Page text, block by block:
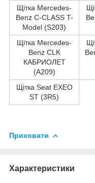
Щітка Mercedes-
Benz C-CLASS T-
Model (S203)
Щітка Mercedes-
Benz CLK
КАБРИОЛЕТ
(A209)
Щітка Seat EXEO
ST (3R5)
Приховати
Характеристики